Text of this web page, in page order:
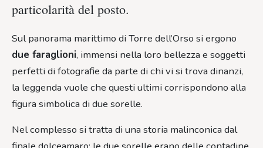
particolarità del posto.
Sul panorama marittimo di Torre dell’Orso si ergono
due faraglioni, immensi nella loro bellezza e soggetti
perfetti di fotografie da parte di chi vi si trova dinanzi,
la leggenda vuole che questi ultimi corrispondono alla
figura simbolica di due sorelle.
Nel complesso si tratta di una storia malinconica dal